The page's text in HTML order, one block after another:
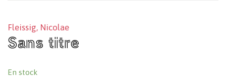
Fleissig, Nicolae
Sans titre
En stock